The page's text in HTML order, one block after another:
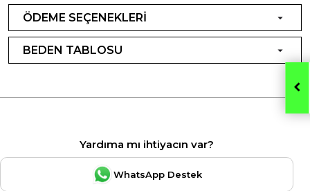
ÖDEME SEÇENEKLERİ
BEDEN TABLOSU
Yardıma mı ihtiyacın var?
WhatsApp Destek